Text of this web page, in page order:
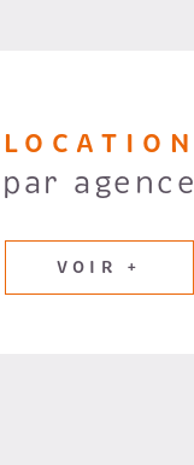
LOCATION
par agence
VOIR +